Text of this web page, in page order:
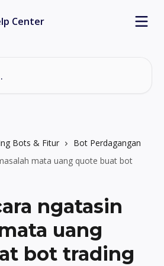
Bots & Fitur
Bot Perdagangan
mata uang quote buat bot
ngatasin
uang
bot trading